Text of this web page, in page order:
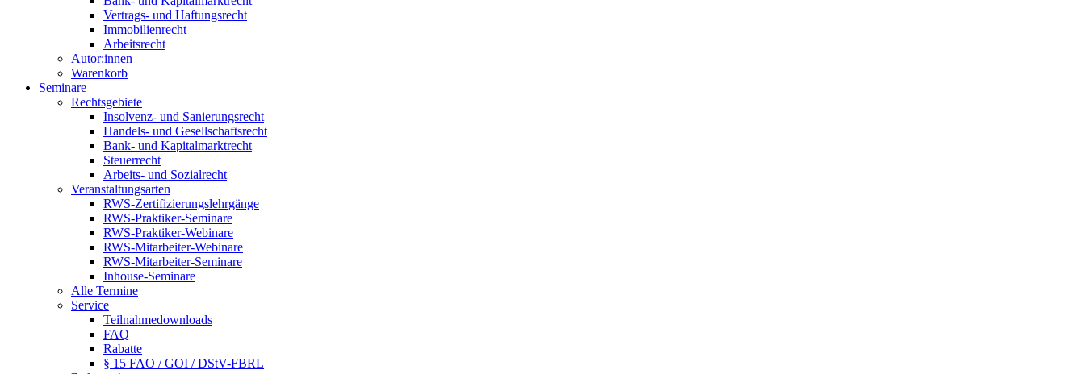
Vertrags- und Haftungsrecht
Immobilienrecht
Arbeitsrecht
Autor:innen
Warenkorb
Seminare
Rechtsgebiete
Insolvenz- und Sanierungsrecht
Handels- und Gesellschaftsrecht
Bank- und Kapitalmarktrecht
Steuerrecht
Arbeits- und Sozialrecht
Veranstaltungsarten
RWS-Zertifizierungslehrgänge
RWS-Praktiker-Seminare
RWS-Praktiker-Webinare
RWS-Mitarbeiter-Webinare
RWS-Mitarbeiter-Seminare
Inhouse-Seminare
Alle Termine
Service
Teilnahmedownloads
FAQ
Rabatte
§ 15 FAO / GOI / DStV-FBRL